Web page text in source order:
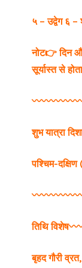
५ – उद्वेग ६ –
नोट👉 दिन
सूर्यास्त से
〰️〰️〰️〰️
शुभ यात्रा
पश्चिम-
〰️〰️〰️〰️
तिथि विशेष〰️
बृहद गौरी